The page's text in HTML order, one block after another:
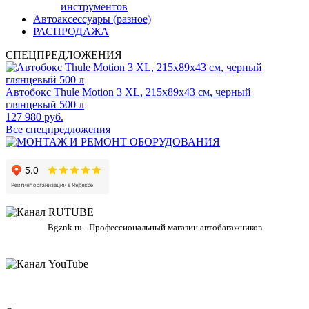
инструментов
Автоаксессуары (разное)
РАСПРОДАЖА
СПЕЦПРЕДЛОЖЕНИЯ
Автобокс Thule Motion 3 XL, 215x89x43 см, черный
глянцевый 500 л
127 980 руб.
Все спецпредложения
Bgznk.ru - Профессиональный магазин автобагажников